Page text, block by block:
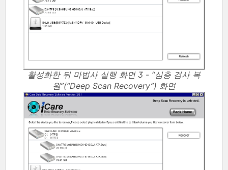
활성화한 뒤 마법사 실행 화면 3 - “심층 검사 복
원”(“Deep Scan Recovery”) 화면